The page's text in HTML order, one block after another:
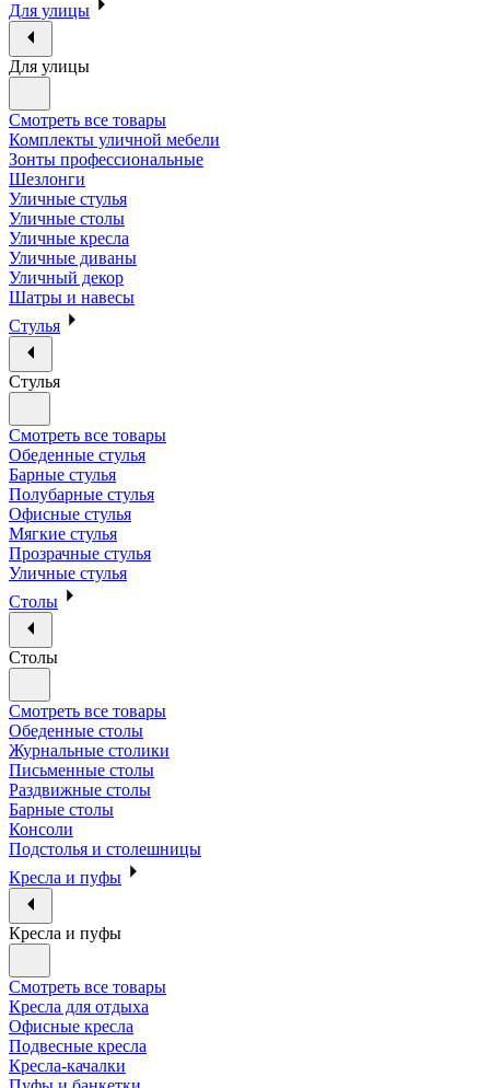
Для улицы
Для улицы
Смотреть все товары
Комплекты уличной мебели
Зонты профессиональные
Шезлонги
Уличные стулья
Уличные столы
Уличные кресла
Уличные диваны
Уличный декор
Шатры и навесы
Стулья
Стулья
Смотреть все товары
Обеденные стулья
Барные стулья
Полубарные стулья
Офисные стулья
Мягкие стулья
Прозрачные стулья
Уличные стулья
Столы
Столы
Смотреть все товары
Обеденные столы
Журнальные столики
Письменные столы
Раздвижные столы
Барные столы
Консоли
Подстолья и столешницы
Кресла и пуфы
Кресла и пуфы
Смотреть все товары
Кресла для отдыха
Офисные кресла
Подвесные кресла
Кресла-качалки